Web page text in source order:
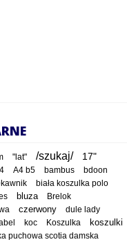
"lat" /szukaj/ 17"
A4 b5 bambus bdoon
biała koszulka polo
bluza
Brelok
czerwony
dule lady
koc Koszulka
koszulki
puchowa scotia damska